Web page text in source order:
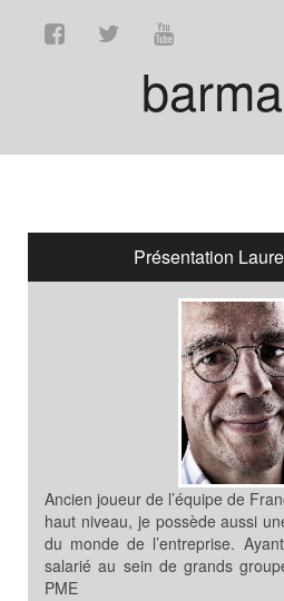
barma
Présentation
Ancien joueur de l’équipe de
haut niveau, je possède aussi
du monde de l’entreprise.
salarié au sein de grands
PME